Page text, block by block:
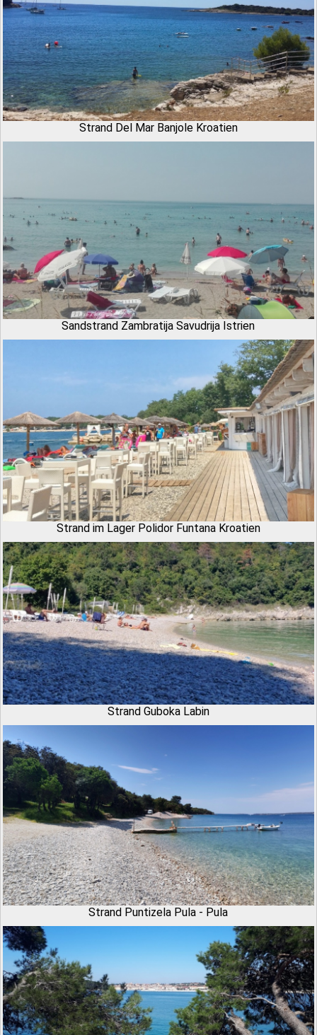
Strand Del Mar Banjole Kroatien
Sandstrand Zambratija Savudrija Istrien
Strand im Lager Polidor Funtana Kroatien
Strand Guboka Labin
Strand Puntizela Pula - Pula